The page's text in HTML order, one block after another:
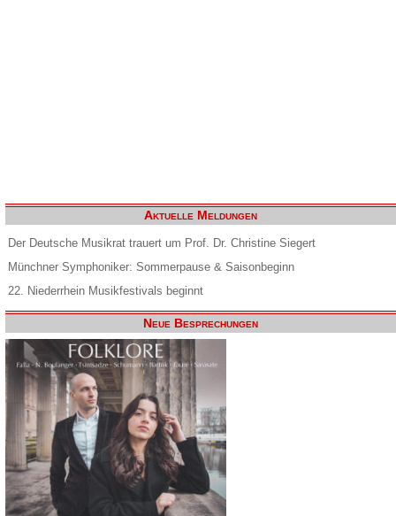
Aktuelle Meldungen
Der Deutsche Musikrat trauert um Prof. Dr. Christine Siegert
Münchner Symphoniker: Sommerpause & Saisonbeginn
22. Niederrhein Musikfestivals beginnt
Neue Besprechungen